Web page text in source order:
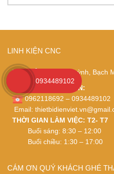
LINH KIỆN CNC
ĐỊA CHỈ
: 204 ngõ Quỳnh, Bạch
BÁN HÀNG – TƯ VẤN:
0962118692 – 0934489102
Email:
THỜI GIAN LÀM VIỆC: T2- T7
Buổi sáng: 8:30 – 12:00
Buổi chiều: 1:30 – 17:00
CÁM ƠN QUÝ KHÁCH GHÉ
0934489102